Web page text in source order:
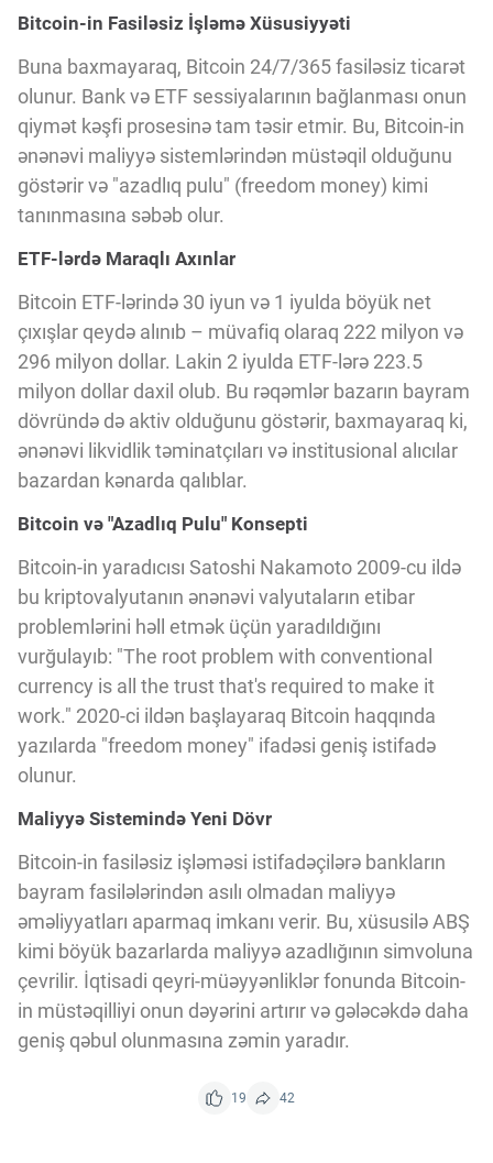
Haqqımızda
Vizyoner Baxışı
Innovasiya Bələdçisi
Gələcəyin Təhlili
Podkastlar
Bitcoin-in Fasiləsiz İşləmə Xüsusiyyəti
Buna baxmayaraq, Bitcoin 24/7/365 fasiləsiz ticarət
olunur. Bank və ETF sessiyalarının bağlanması onun
qiymət kəşfi prosesinə tam təsir etmir. Bu, Bitcoin-in
ənənəvi maliyyə sistemlərindən müstəqil olduğunu
göstərir və "azadlıq pulu" (freedom money) kimi
tanınmasına səbəb olur.
ETF-lərdə Maraqlı Axınlar
Bitcoin ETF-lərində 30 iyun və 1 iyulda böyük net
çıxışlar qeydə alınıb – müvafiq olaraq 222 milyon və
296 milyon dollar. Lakin 2 iyulda ETF-lərə 223.5
milyon dollar daxil olub. Bu rəqəmlər bazarın bayram
dövründə də aktiv olduğunu göstərir, baxmayaraq ki,
ənənəvi likvidlik təminatçıları və institusional alıcılar
bazardan kənarda qalıblar.
Bitcoin və "Azadlıq Pulu" Konsepti
Bitcoin-in yaradıcısı Satoshi Nakamoto 2009-cu ildə
bu kriptovalyutanın ənənəvi valyutaların etibar
problemlərini həll etmək üçün yaradıldığını
vurğulayıb: "The root problem with conventional
currency is all the trust that's required to make it
work." 2020-ci ildən başlayaraq Bitcoin haqqında
yazılarda "freedom money" ifadəsi geniş istifadə
olunur.
Maliyyə Sistemində Yeni Dövr
Bitcoin-in fasiləsiz işləməsi istifadəçilərə bankların
bayram fasilələrindən asılı olmadan maliyyə
əməliyyatları aparmaq imkanı verir. Bu, xüsusilə ABŞ
kimi böyük bazarlarda maliyyə azadlığının simvoluna
çevrilir. İqtisadi qeyri-müəyyənliklər fonunda Bitcoin-
in müstəqilliyi onun dəyərini artırır və gələcəkdə daha
geniş qəbul olunmasına zəmin yaradır.
19 42